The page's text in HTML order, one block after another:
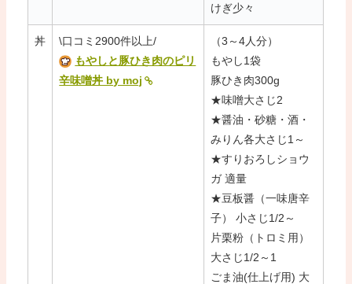
けぎ少々
丼
\口コミ2900件以上/
もやしと豚ひき肉のピリ
辛味噌丼 by moj
（3～4人分）
もやし1袋
豚ひき肉300g
★味噌大さじ2
★醤油・砂糖・酒・
みりん各大さじ1～
★すりおろしショウ
ガ 適量
★豆板醤（一味唐辛
子） 小さじ1/2～
片栗粉（トロミ用）
大さじ1/2～1
ごま油(仕上げ用) 大